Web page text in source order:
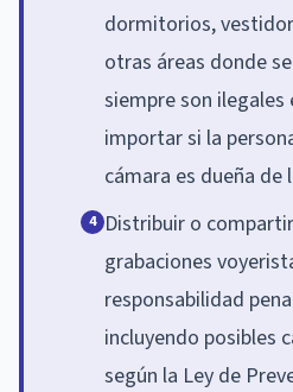
dormitorios,
otras áreas donde
siempre son ilegales
importar si la
cámara es dueña de
4 Distribuir o
grabaciones
responsabilidad
incluyendo posibles
según la Ley de